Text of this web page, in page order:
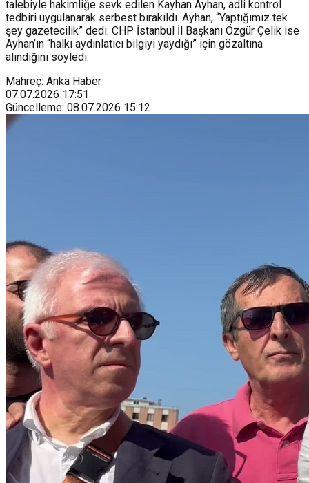
talebiyle hakimliğe sevk edilen Kayhan Ayhan, adli kontrol
tedbiri uygulanarak serbest bırakıldı. Ayhan, “Yaptığımız tek
şey gazetecilik” dedi. CHP İstanbul İl Başkanı Özgür Çelik ise
Ayhan’ın “halkı aydınlatıcı bilgiyi yaydığı” için gözaltına
alındığını söyledi.
Mahreç: Anka Haber
07.07.2026 17:51
Güncelleme: 08.07.2026 15:12